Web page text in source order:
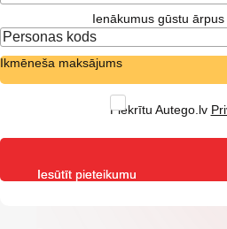
Ienākumus gūstu ārpus
Ikmēneša maksājums
Piekrītu Autego.lv